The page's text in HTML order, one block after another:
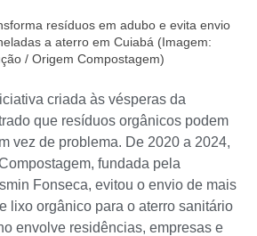
resíduos em adubo e evita envio
a aterro em Cuiabá (Imagem:
/ Origem Compostagem)
criada às vésperas da
que resíduos orgânicos podem
vez de problema. De 2020 a 2024,
fundada pela
Fonseca, evitou o envio de mais
lixo orgânico para o aterro sanitário
envolve residências, empresas e